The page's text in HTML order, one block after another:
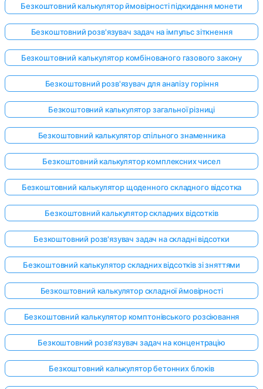
Безкоштовний калькулятор ймовірності підкидання монети
Безкоштовний розв'язувач задач на імпульс зіткнення
Безкоштовний калькулятор комбінованого газового закону
Безкоштовний розв'язувач для аналізу горіння
Безкоштовний калькулятор загальної різниці
Безкоштовний калькулятор спільного знаменника
Безкоштовний калькулятор комплексних чисел
Безкоштовний калькулятор щоденного складного відсотка
Безкоштовний калькулятор складних відсотків
Безкоштовний розв'язувач задач на складні відсотки
Безкоштовний калькулятор складних відсотків зі зняттями
Безкоштовний калькулятор складної ймовірності
Безкоштовний калькулятор комптонівського розсіювання
Безкоштовний розв'язувач задач на концентрацію
Безкоштовний калькулятор бетонних блоків